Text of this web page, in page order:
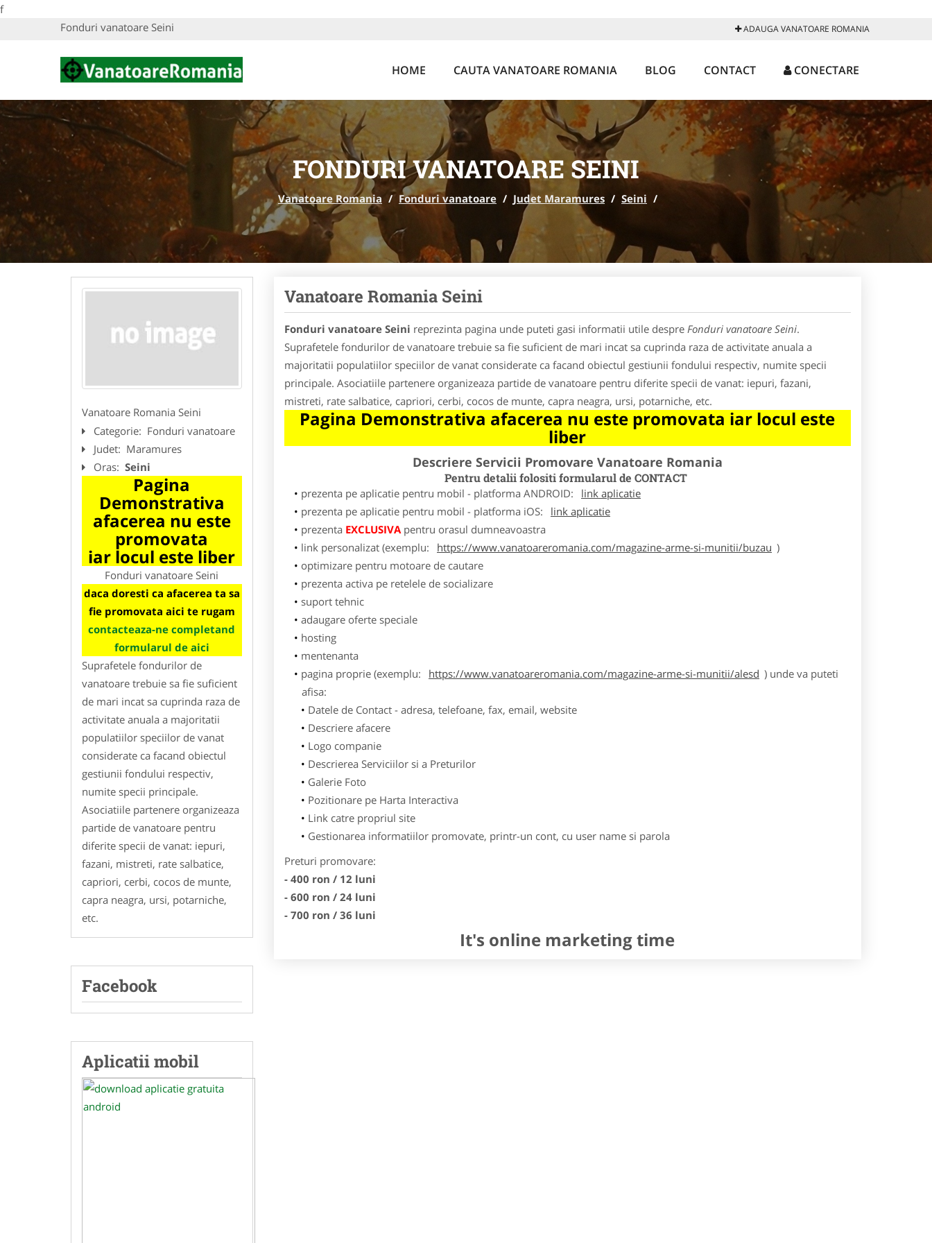
f
Fonduri vanatoare Seini
ADAUGA VANATOARE ROMANIA
HOME CAUTA VANATOARE ROMANIA BLOG CONTACT CONECTARE
FONDURI VANATOARE SEINI
Vanatoare Romania / Fonduri vanatoare / Judet Maramures / Seini /
Vanatoare Romania Seini
Categorie: Fonduri vanatoare
Judet: Maramures
Oras: Seini
Pagina
Demonstrativa
afacerea nu este
promovata
iar locul este liber
Fonduri vanatoare Seini
daca doresti ca afacerea ta sa
fie promovata aici te rugam
contacteaza-ne completand
formularul de aici
Suprafetele fondurilor de
vanatoare trebuie sa fie suficient
de mari incat sa cuprinda raza de
activitate anuala a majoritatii
populatiilor speciilor de vanat
considerate ca facand obiectul
gestiunii fondului respectiv,
numite specii principale.
Asociatiile partenere organizeaza
partide de vanatoare pentru
diferite specii de vanat: iepuri,
fazani, mistreti, rate salbatice,
capriori, cerbi, cocos de munte,
capra neagra, ursi, potarniche,
etc.
Facebook
Aplicatii mobil
Vanatoare Romania Seini
Fonduri vanatoare Seini reprezinta pagina unde puteti gasi informatii utile despre Fonduri vanatoare Seini.
Suprafetele fondurilor de vanatoare trebuie sa fie suficient de mari incat sa cuprinda raza de activitate anuala a
majoritatii populatiilor speciilor de vanat considerate ca facand obiectul gestiunii fondului respectiv, numite specii
principale. Asociatiile partenere organizeaza partide de vanatoare pentru diferite specii de vanat: iepuri, fazani,
mistreti, rate salbatice, capriori, cerbi, cocos de munte, capra neagra, ursi, potarniche, etc.
Pagina Demonstrativa afacerea nu este promovata iar locul este
liber
Descriere Servicii Promovare Vanatoare Romania
Pentru detalii folositi formularul de CONTACT
prezenta pe aplicatie pentru mobil - platforma ANDROID:
link aplicatie
prezenta pe aplicatie pentru mobil - platforma iOS:
link aplicatie
prezenta EXCLUSIVApentru orasul dumneavoastra
link personalizat (exemplu:
https://www.vanatoareromania.com/magazine-arme-si-munitii/buzau )
optimizare pentru motoare de cautare
prezenta activa pe retelele de socializare
suport tehnic
adaugare oferte speciale
hosting
mentenanta
pagina proprie (exemplu:
https://www.vanatoareromania.com/magazine-arme-si-munitii/alesd ) unde va puteti
afisa:
Datele de Contact - adresa, telefoane, fax, email, website
Descriere afacere
Logo companie
Descrierea Serviciilor si a Preturilor
Galerie Foto
Pozitionare pe Harta Interactiva
Link catre propriul site
Gestionarea informatiilor promovate, printr-un cont, cu user name si parola
Preturi promovare:
- 400 ron / 12 luni
- 600 ron / 24 luni
- 700 ron / 36 luni
It's online marketing time